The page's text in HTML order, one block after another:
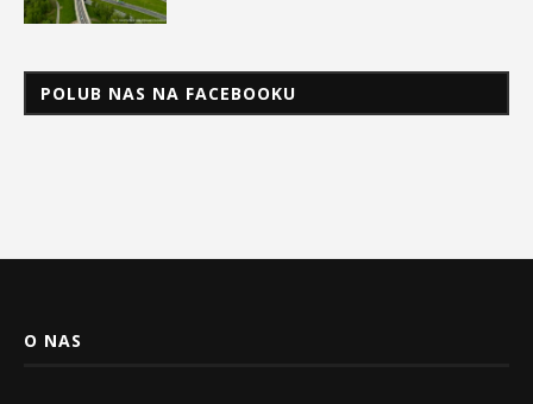
POLUB NAS NA FACEBOOKU
O NAS